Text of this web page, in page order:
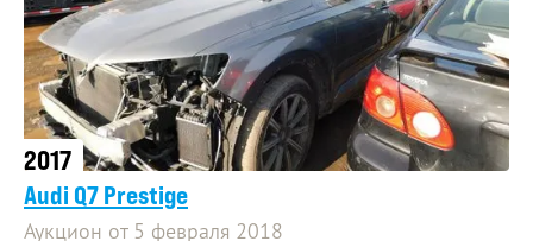
2017
Audi Q7 Prestige
Аукцион от 5 февраля 2018